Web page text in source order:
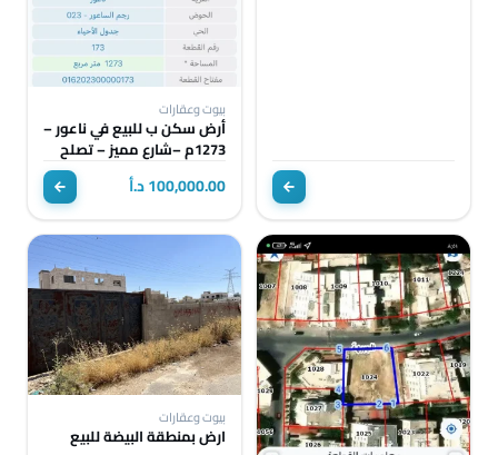
بيوت وعقارات
أرض سكن ب للبيع في ناعور –
1273م –شارع مميز – تصلح
سكن أو استثمار
100,000.00 د.أ
بيوت وعقارات
ارض بمنطقة البيضة للبيع